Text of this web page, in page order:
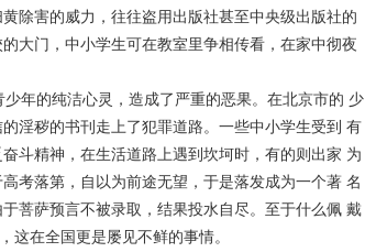
除害的威力，往往盗用出版社甚至中央级出版社的
大门，中小学生可在教室里争相传看，在家中彻夜
年的纯洁心灵，造成了严重的恶果。在北京市的 少
淫秽的书刊走上了犯罪道路。一些中小学生受到 有
斗精神，在生活道路上遇到坎坷时，有的则出家 为
考落第，自以为前途无望，于是落发成为一个著 名
菩萨预言不被录取，结果投水自尽。至于什么佩 戴
这在全国更是屡见不鲜的事情。